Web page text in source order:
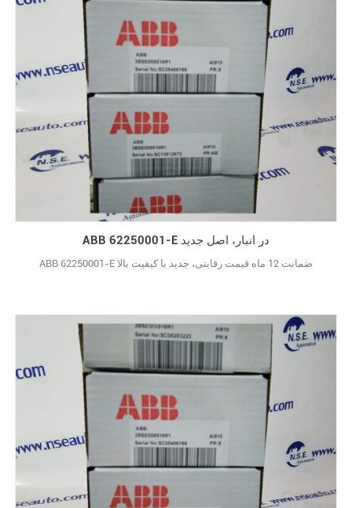
ABB 62250001-E در انبار، اصل جدید
ABB 62250001-E ضمانت 12 ماه قیمت رقابتی، جدید با کیفیت بالا